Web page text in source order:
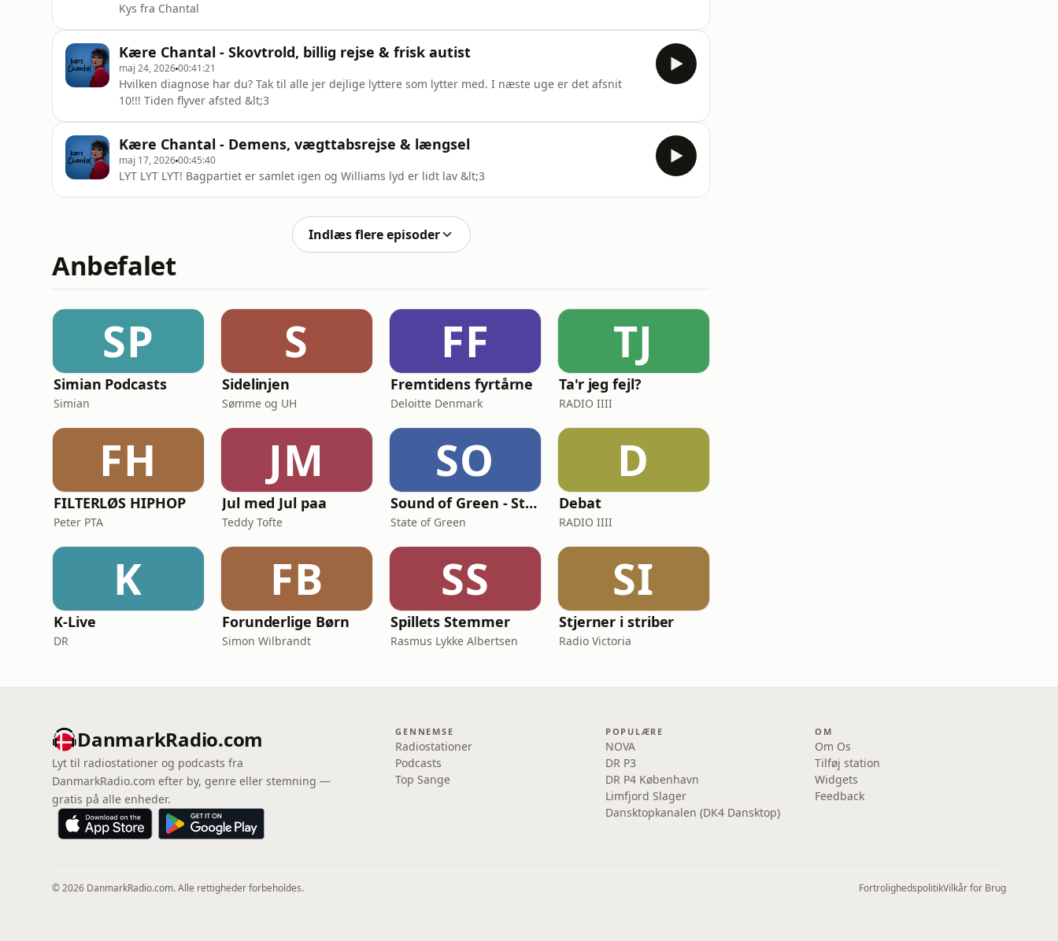
Kys fra Chantal
Kære Chantal - Skovtrold, billig rejse & frisk autist
maj 24, 202600:41:21
Hvilken diagnose har du? Tak til alle jer dejlige lyttere som lytter med. I næste uge er det afsnit
10!!! Tiden flyver afsted &lt;3
Kære Chantal - Demens, vægttabsrejse & længsel
maj 17, 202600:45:40
LYT LYT LYT! Bagpartiet er samlet igen og Williams lyd er lidt lav &lt;3
Indlæs flere episoder
Anbefalet
SP
Simian Podcasts
Simian
S
Sidelinjen
Sømme og UH
FF
Fremtidens fyrtårne
Deloitte Denmark
TJ
Ta'r jeg fejl?
RADIO IIII
FH
FILTERLØS HIPHOP
Peter PTA
JM
Jul med Jul paa
Teddy Tofte
SO
Sound of Green - Stories from Denmark's green transition
State of Green
D
Debat
RADIO IIII
K
K-Live
DR
FB
Forunderlige Børn
Simon Wilbrandt
SS
Spillets Stemmer
Rasmus Lykke Albertsen
SI
Stjerner i striber
Radio Victoria
DanmarkRadio.com
Lyt til radiostationer og podcasts fra
DanmarkRadio.com efter by, genre eller stemning —
gratis på alle enheder.
GENNEMSE
Radiostationer
Podcasts
Top Sange
POPULÆRE
NOVA
DR P3
DR P4 København
Limfjord Slager
Dansktopkanalen (DK4 Dansktop)
OM
Om Os
Tilføj station
Widgets
Feedback
© 2026 DanmarkRadio.com. Alle rettigheder forbeholdes. FortrolighedspolitikVilkår for Brug